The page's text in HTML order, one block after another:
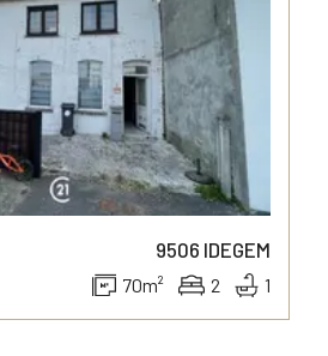
9506 IDEGEM
70m² 2 1